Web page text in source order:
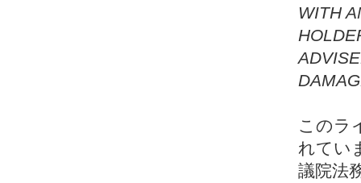
WITH
このラ
れてい
議院法